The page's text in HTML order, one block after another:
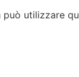
utilizzare